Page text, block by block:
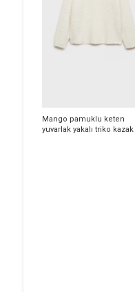
Mango pamuklu keten
yuvarlak yakalı triko kazak